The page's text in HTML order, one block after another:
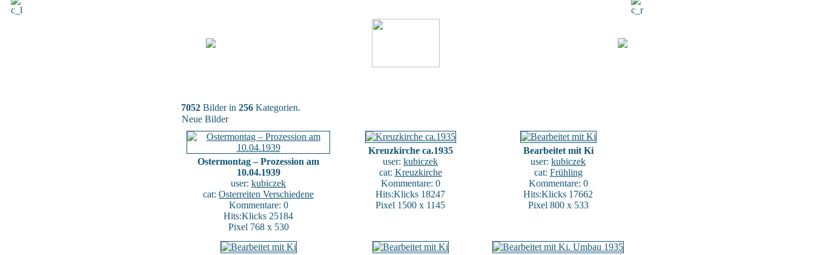
7052 Bilder in 256 Kategorien.
Neue Bilder
Ostermontag – Prozession am
10.04.1939
user: kubiczek
cat: Osterreiten Verschiedene
Kommentare: 0
Hits:Klicks 25184
Pixel 768 x 530
Kreuzkirche ca.1935
user: kubiczek
cat: Kreuzkirche
Kommentare: 0
Hits:Klicks 18247
Pixel 1500 x 1145
Bearbeitet mit Ki
user: kubiczek
cat: Frühling
Kommentare: 0
Hits:Klicks 17662
Pixel 800 x 533